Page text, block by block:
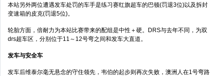
本站另外两位遭遇发车处罚的车手是练习赛红旗超车的巴顿(罚退3位)以及拆封
变速箱的皮克(罚退5位)。
轮胎方面，倍耐力为本站比赛带来的配组是中性＋硬。DRS与去年不同，为双
drs超车区，分别位于11～12号弯之间和发车大直道。
发车与安全车
发车后维泰尔毫无悬念的守住领先，韦伯的起步则再次失败，澳洲人在1号弯路